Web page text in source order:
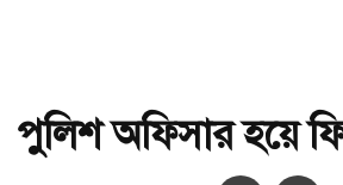
পুলিশ অফিসার হয়ে